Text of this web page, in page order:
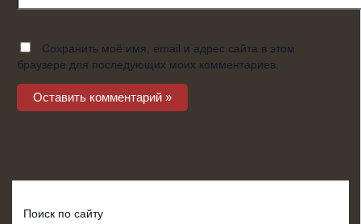
Сохранить моё имя, email и адрес сайта в этом
браузере для последующих моих комментариев.
Поиск по сайту